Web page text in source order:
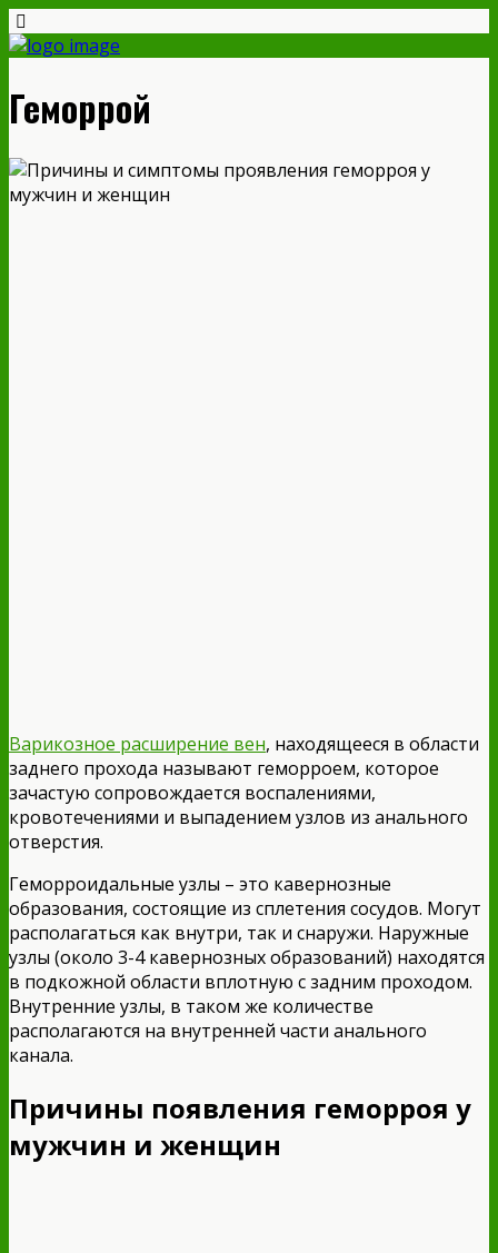
Геморрой
Варикозное расширение вен, находящееся в области
заднего прохода называют геморроем, которое
зачастую сопровождается воспалениями,
кровотечениями и выпадением узлов из анального
отверстия.
Геморроидальные узлы – это кавернозные
образования, состоящие из сплетения сосудов. Могут
располагаться как внутри, так и снаружи. Наружные
узлы (около 3-4 кавернозных образований) находятся
в подкожной области вплотную с задним проходом.
Внутренние узлы, в таком же количестве
располагаются на внутренней части анального
канала.
Причины появления геморроя у
мужчин и женщин